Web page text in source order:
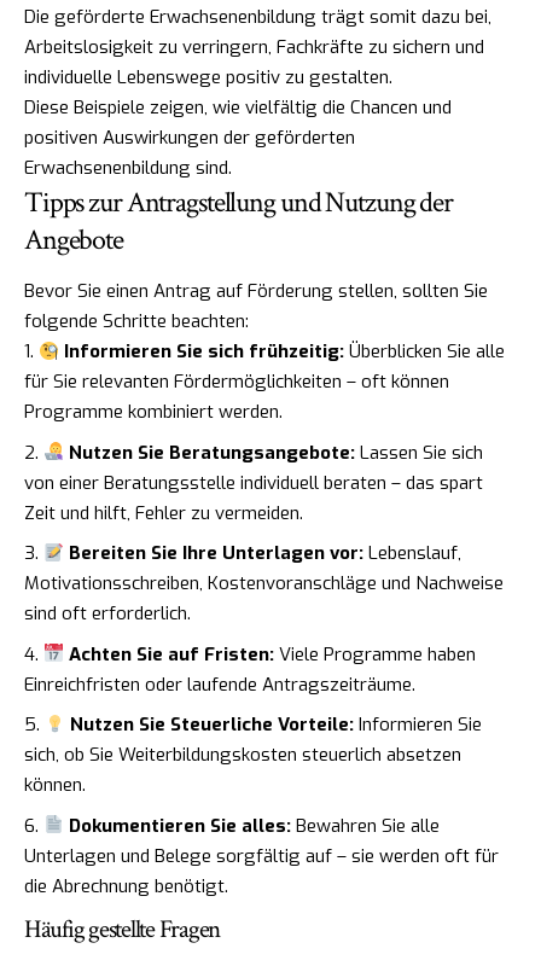
Die geförderte Erwachsenenbildung trägt somit dazu bei,
Arbeitslosigkeit zu verringern, Fachkräfte zu sichern und
individuelle Lebenswege positiv zu gestalten.
Diese Beispiele zeigen, wie vielfältig die Chancen und
positiven Auswirkungen der geförderten
Erwachsenenbildung sind.
Tipps zur Antragstellung und Nutzung der
Angebote
Bevor Sie einen Antrag auf Förderung stellen, sollten Sie
folgende Schritte beachten:
Informieren Sie sich frühzeitig: Überblicken Sie alle
für Sie relevanten Fördermöglichkeiten – oft können
Programme kombiniert werden.
Nutzen Sie Beratungsangebote: Lassen Sie sich
von einer Beratungsstelle individuell beraten – das spart
Zeit und hilft, Fehler zu vermeiden.
Bereiten Sie Ihre Unterlagen vor: Lebenslauf,
Motivationsschreiben, Kostenvoranschläge und Nachweise
sind oft erforderlich.
Achten Sie auf Fristen: Viele Programme haben
Einreichfristen oder laufende Antragszeiträume.
Nutzen Sie Steuerliche Vorteile: Informieren Sie
sich, ob Sie Weiterbildungskosten steuerlich absetzen
können.
Dokumentieren Sie alles: Bewahren Sie alle
Unterlagen und Belege sorgfältig auf – sie werden oft für
die Abrechnung benötigt.
Häufig gestellte Fragen